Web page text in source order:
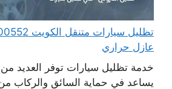
عازل حراري
خدمة تظليل سيارات توفر العديد من
يساعد في حماية السائق والركاب